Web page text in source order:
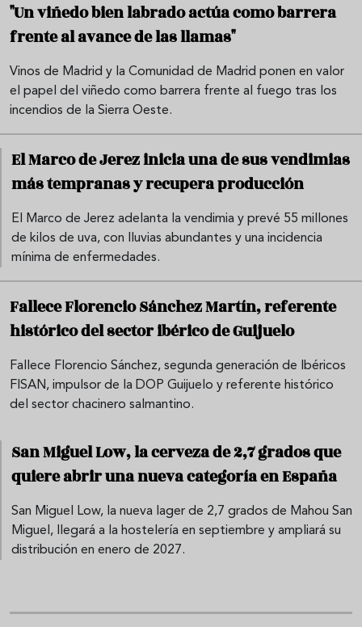
"Un viñedo bien labrado actúa como barrera
frente al avance de las llamas"
Vinos de Madrid y la Comunidad de Madrid ponen en valor
el papel del viñedo como barrera frente al fuego tras los
incendios de la Sierra Oeste.
El Marco de Jerez inicia una de sus vendimias
más tempranas y recupera producción
El Marco de Jerez adelanta la vendimia y prevé 55 millones
de kilos de uva, con lluvias abundantes y una incidencia
mínima de enfermedades.
Fallece Florencio Sánchez Martín, referente
histórico del sector ibérico de Guijuelo
Fallece Florencio Sánchez, segunda generación de Ibéricos
FISAN, impulsor de la DOP Guijuelo y referente histórico
del sector chacinero salmantino.
San Miguel Low, la cerveza de 2,7 grados que
quiere abrir una nueva categoría en España
San Miguel Low, la nueva lager de 2,7 grados de Mahou San
Miguel, llegará a la hostelería en septiembre y ampliará su
distribución en enero de 2027.